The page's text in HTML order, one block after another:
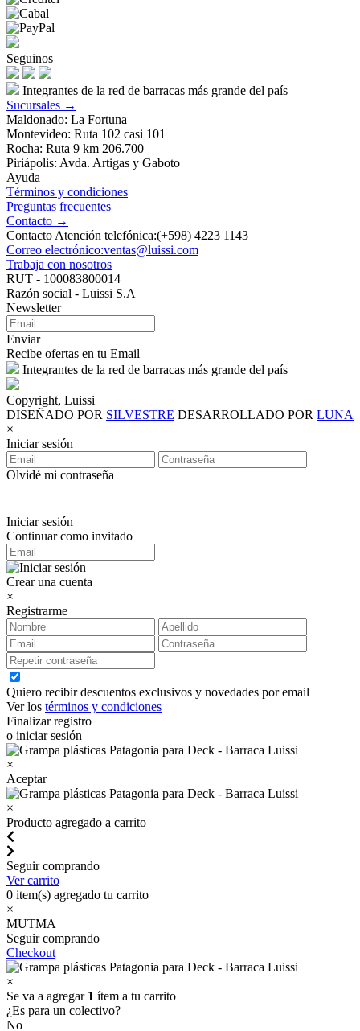
Seguinos
Integrantes de la red de barracas más grande del país
Sucursales →
Maldonado: La Fortuna
Montevideo: Ruta 102 casi 101
Rocha: Ruta 9 km 206.700
Piriápolis: Avda. Artigas y Gaboto
Ayuda
Términos y condiciones
Preguntas frecuentes
Contacto →
Contacto Atención telefónica:(+598) 4223 1143
Correo electrónico:ventas@luissi.com
Trabaja con nosotros
RUT - 100083800014
Razón social - Luissi S.A
Newsletter
Enviar
Recibe ofertas en tu Email
Integrantes de la red de barracas más grande del país
Copyright, Luissi
DISEÑADO POR SILVESTRE DESARROLLADO POR LUNA
×
Iniciar sesión
Olvidé mi contraseña
Iniciar sesión
Continuar como invitado
Crear una cuenta
×
Registrarme
Quiero recibir descuentos exclusivos y novedades por email
Ver los términos y condiciones
Finalizar registro
o iniciar sesión
×
Aceptar
×
Producto agregado a carrito
Seguir comprando
Ver carrito
0 item(s) agregado tu carrito
×
MUTMA
Seguir comprando
Checkout
×
Se va a agregar 1 ítem a tu carrito
¿Es para un colectivo?
No